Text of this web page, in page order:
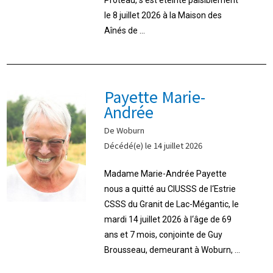
le 8 juillet 2026 à la Maison des
Aînés de ...
Payette Marie-
Andrée
De Woburn
Décédé(e) le 14 juillet 2026
Madame Marie-Andrée Payette
nous a quitté au CIUSSS de l‘Estrie
CSSS du Granit de Lac-Mégantic, le
mardi 14 juillet 2026 à l‘âge de 69
ans et 7 mois, conjointe de Guy
Brousseau, demeurant à Woburn, ...